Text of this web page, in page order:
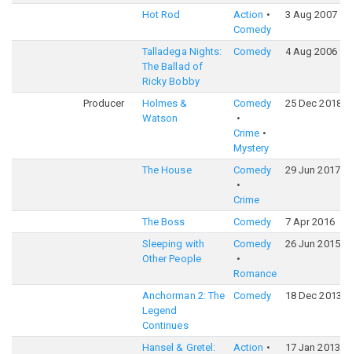
Hot Rod
Action
Comedy
3 Aug 2007
Talladega Nights:
The Ballad of
Ricky Bobby
Comedy 4 Aug 2006
Producer
Holmes &
Watson
Comedy
Crime
Mystery
25 Dec 2018
The House Comedy
Crime
29 Jun 2017
The Boss Comedy 7 Apr 2016
Sleeping with
Other People
Comedy
Romance
26 Jun 2015
Anchorman 2: The
Legend
Continues
Comedy 18 Dec 2013
Hansel & Gretel:
Action
17 Jan 2013